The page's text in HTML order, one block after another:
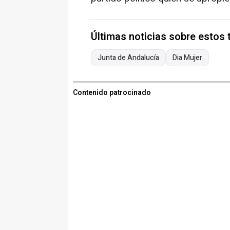
Últimas noticias sobre estos
Junta de Andalucía Dia Mujer
Contenido patrocinado